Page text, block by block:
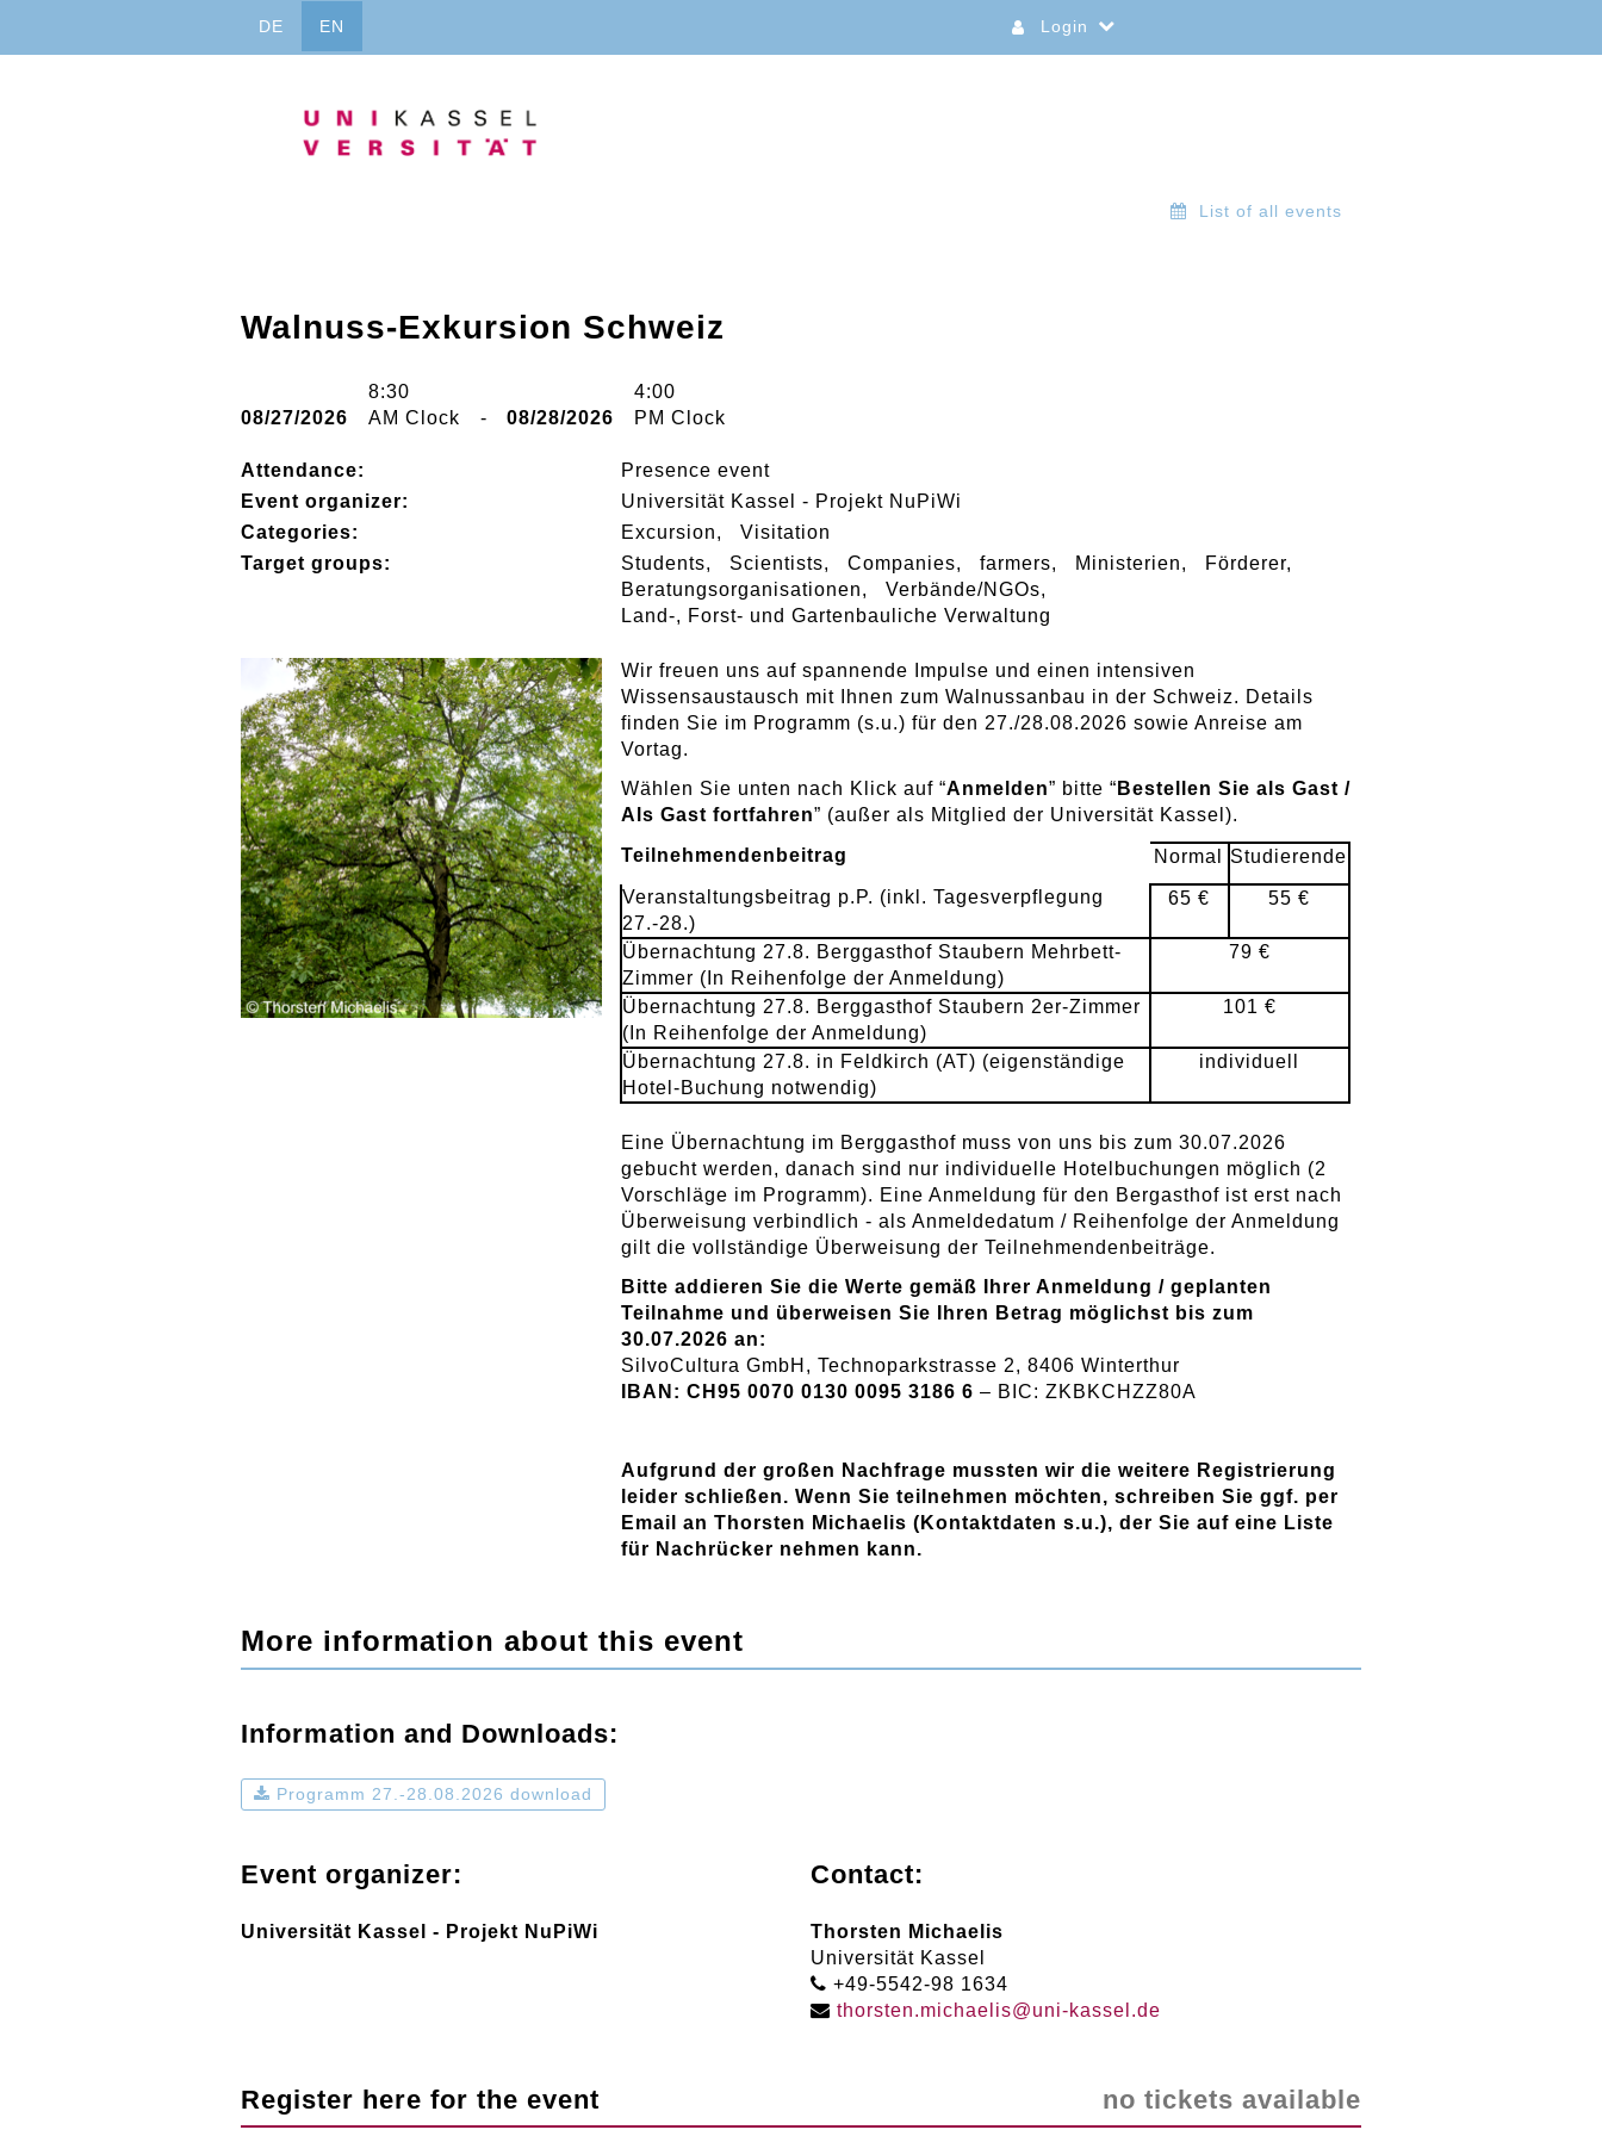
Login
DE EN
List of all events
Walnuss-Exkursion Schweiz
08/27/2026
8:30
AM Clock
- 08/28/2026
4:00
PM Clock
Attendance:
Presence event
Event organizer:
Universität Kassel - Projekt NuPiWi
Categories:
Excursion
Visitation
Target groups:
Students Scientists Companies farmers Ministerien
Förderer
Beratungsorganisationen
Verbände/NGOs
Land-, Forst- und Gartenbauliche Verwaltung
Wir freuen uns auf spannende Impulse und einen intensiven
Wissensaustausch mit Ihnen zum Walnussanbau in der Schweiz. Details
finden Sie im Programm (s.u.) für den 27./28.08.2026 sowie Anreise am
Vortag.
Wählen Sie unten nach Klick auf “Anmelden” bitte “ Bestellen Sie als Gast /
Als Gast fortfahren” (außer als Mitglied der Universität Kassel).
Teilnehmendenbeitrag
Normal
Studierende
Veranstaltungsbeitrag p.P. (inkl. Tagesverpflegung
27.-28.)
65 € 55 €
Übernachtung 27.8. Berggasthof Staubern Mehrbett-
Zimmer (In Reihenfolge der Anmeldung)
79 €
Übernachtung 27.8. Berggasthof Staubern 2er-Zimmer
(In Reihenfolge der Anmeldung)
101 €
Übernachtung 27.8. in Feldkirch (AT) (eigenständige
Hotel-Buchung notwendig)
individuell
Eine Übernachtung im Berggasthof muss von uns bis zum 30.07.2026
gebucht werden, danach sind nur individuelle Hotelbuchungen möglich (2
Vorschläge im Programm). Eine Anmeldung für den Bergasthof ist erst nach
Überweisung verbindlich - als Anmeldedatum / Reihenfolge der Anmeldung
gilt die vollständige Überweisung der Teilnehmendenbeiträge.
Bitte addieren Sie die Werte gemäß Ihrer Anmeldung / geplanten
Teilnahme und überweisen Sie Ihren Betrag möglichst bis zum
30.07.2026 an:
SilvoCultura GmbH, Technoparkstrasse 2, 8406 Winterthur
IBAN: CH95 0070 0130 0095 3186 6 – BIC: ZKBKCHZZ80A
Aufgrund der großen Nachfrage mussten wir die weitere Registrierung
leider schließen. Wenn Sie teilnehmen möchten, schreiben Sie ggf. per
Email an Thorsten Michaelis (Kontaktdaten s.u.), der Sie auf eine Liste
für Nachrücker nehmen kann.
More information about this event
Information and Downloads:
Programm 27.-28.08.2026 download
Event organizer:
Universität Kassel - Projekt NuPiWi
Contact:
Thorsten Michaelis
Universität Kassel
+49-5542-98 1634
thorsten.michaelis@uni-kassel .de
Register here for the event no tickets available